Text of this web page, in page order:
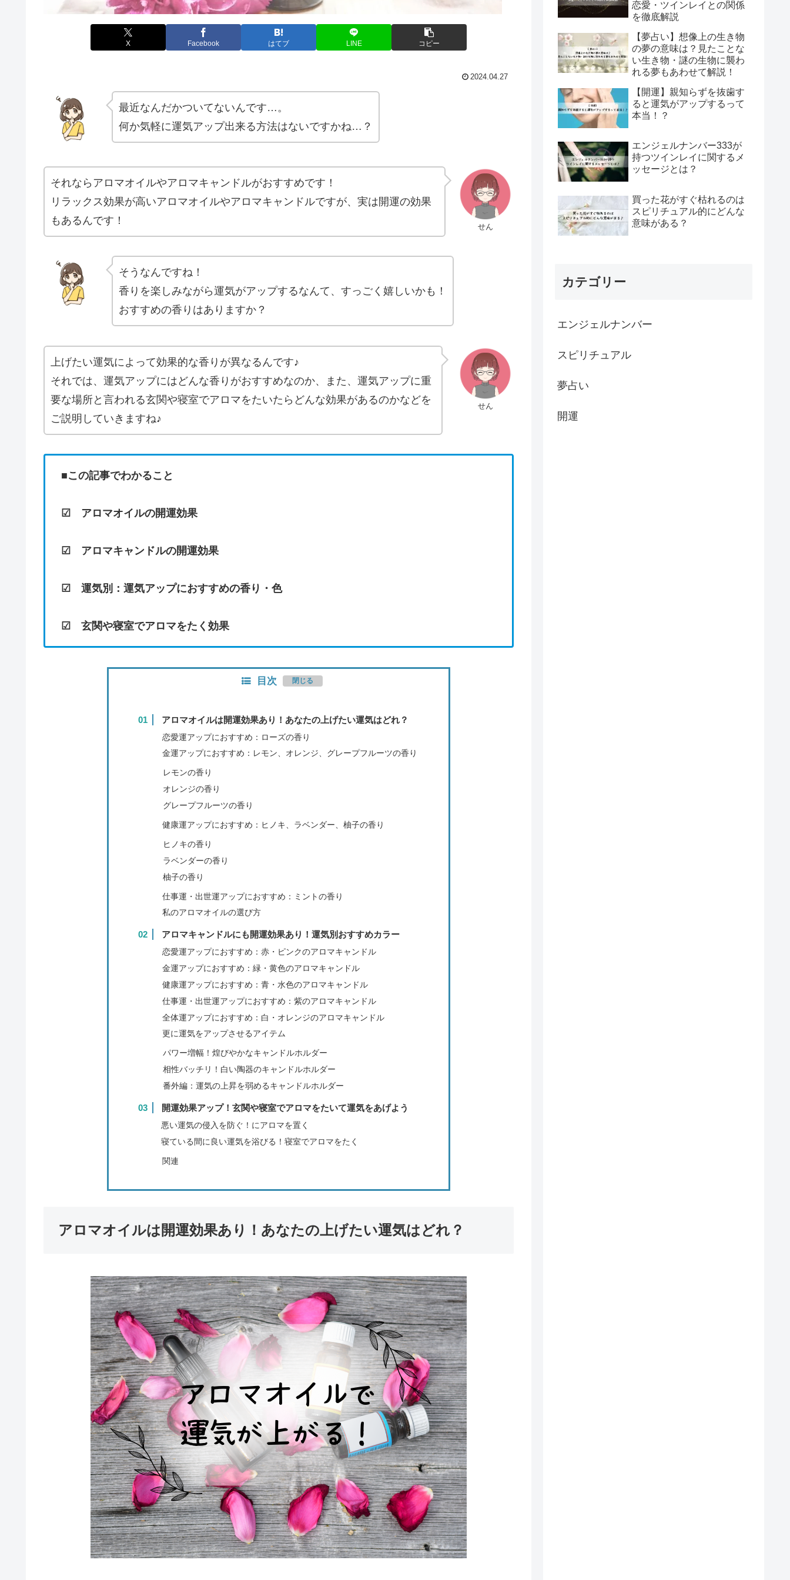
X Facebook はてブ LINE コピー
2024.04.27
最近なんだかついてないんです…。
何か気軽に運気アップ出来る方法はないですかね…？
せん
それならアロマオイルやアロマキャンドルがおすすめです！
リラックス効果が高いアロマオイルやアロマキャンドルですが、実は開運の効果
もあるんです！
そうなんですね！
香りを楽しみながら運気がアップするなんて、すっごく嬉しいかも！
おすすめの香りはありますか？
せん
上げたい運気によって効果的な香りが異なるんです♪
それでは、運気アップにはどんな香りがおすすめなのか、また、運気アップに重
要な場所と言われる玄関や寝室でアロマをたいたらどんな効果があるのかなどを
ご説明していきますね♪
■この記事でわかること
☑ アロマオイルの開運効果
☑ アロマキャンドルの開運効果
☑ 運気別：運気アップにおすすめの香り・色
☑ 玄関や寝室でアロマをたく効果
目次
アロマオイルは開運効果あり！あなたの上げたい運気はどれ？
恋愛運アップにおすすめ：ローズの香り
金運アップにおすすめ：レモン、オレンジ、グレープフルーツの香り
レモンの香り
オレンジの香り
グレープフルーツの香り
健康運アップにおすすめ：ヒノキ、ラベンダー、柚子の香り
ヒノキの香り
ラベンダーの香り
柚子の香り
仕事運・出世運アップにおすすめ：ミントの香り
私のアロマオイルの選び方
アロマキャンドルにも開運効果あり！運気別おすすめカラー
恋愛運アップにおすすめ：赤・ピンクのアロマキャンドル
金運アップにおすすめ：緑・黄色のアロマキャンドル
健康運アップにおすすめ：青・水色のアロマキャンドル
仕事運・出世運アップにおすすめ：紫のアロマキャンドル
全体運アップにおすすめ：白・オレンジのアロマキャンドル
更に運気をアップさせるアイテム
パワー増幅！煌びやかなキャンドルホルダー
相性バッチリ！白い陶器のキャンドルホルダー
番外編：運気の上昇を弱めるキャンドルホルダー
開運効果アップ！玄関や寝室でアロマをたいて運気をあげよう
悪い運気の侵入を防ぐ！にアロマを置く
寝ている間に良い運気を浴びる！寝室でアロマをたく
関連
アロマオイルは開運効果あり！あなたの上げたい運気はどれ？
恋愛・ツインレイとの関係
を徹底解説
【夢占い】想像上の生き物
の夢の意味は？見たことな
い生き物・謎の生物に襲わ
れる夢もあわせて解説！
【開運】親知らずを抜歯す
ると運気がアップするって
本当！？
エンジェルナンバー333が
持つツインレイに関するメ
ッセージとは？
買った花がすぐ枯れるのは
スピリチュアル的にどんな
意味がある？
カテゴリー
エンジェルナンバー
スピリチュアル
夢占い
開運